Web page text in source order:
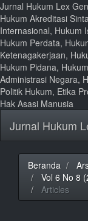
Jurnal Hukum Lex
Hukum Akreditasi
Internasional, Hukum
Hukum Perdata,
Ketenagakerjaan,
Hukum Pidana,
Administrasi Negara,
Politik Hukum, Etika
Hak Asasi Manusia
isi
halaman
Navigasi
Utama
Isi
Utama
Jurnal Hukum
Beranda
Vol 6 No 8
Articles